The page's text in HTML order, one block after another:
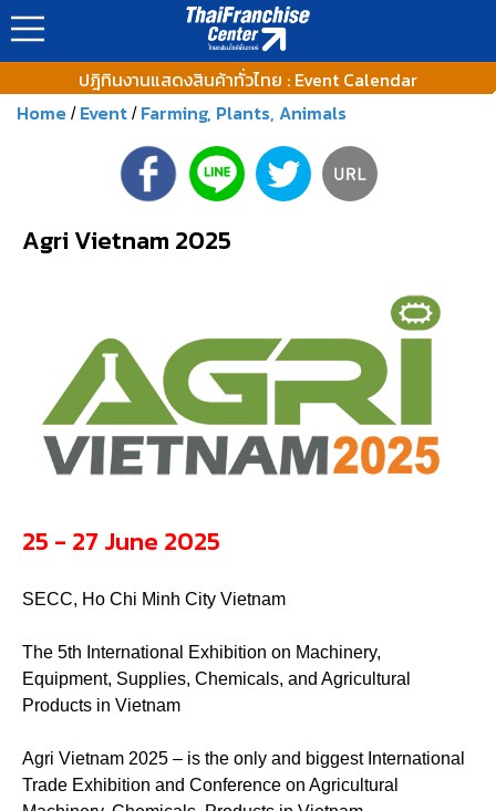
ปฎิทินงานแสดงสินค้าทั่วไทย : Event Calendar
Home / Event / Farming, Plants, Animals
Agri Vietnam 2025
25 - 27 June 2025
SECC, Ho Chi Minh City Vietnam
The 5th International Exhibition on Machinery,
Equipment, Supplies, Chemicals, and Agricultural
Products in Vietnam
Agri Vietnam 2025 – is the only and biggest International
Trade Exhibition and Conference on Agricultural